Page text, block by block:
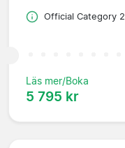
Official Category 2
Läs mer/Boka
5 795 kr